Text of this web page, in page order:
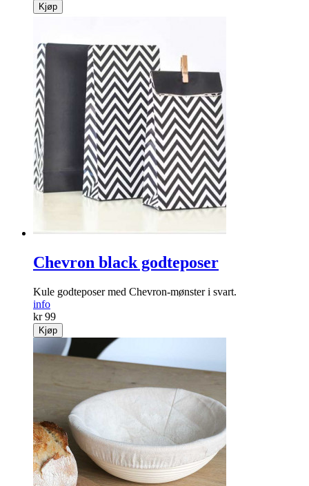
Kjøp
Chevron black godteposer
Kule godteposer med Chevron-mønster i svart.
info
kr 99
Kjøp